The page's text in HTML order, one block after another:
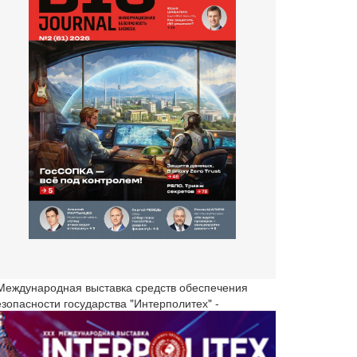
выставка средств обеспечения
государства "Интерполитех" -